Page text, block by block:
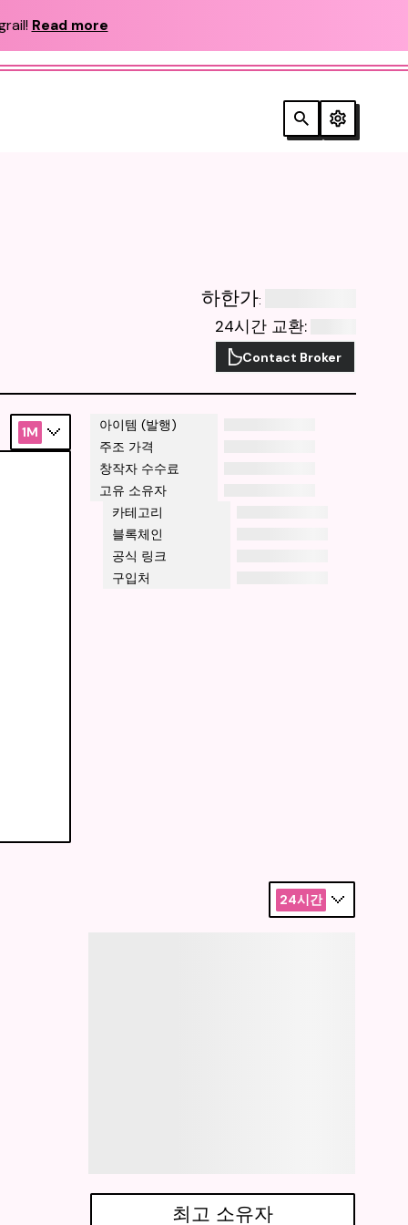
Read more
하한가:
24시간 교환:
Contact Broker
아이템 (발행)
주조 가격
창작자 수수료
고유 소유자
카테고리
블록체인
공식 링크
구입처
1M
24시간
최고 소유자